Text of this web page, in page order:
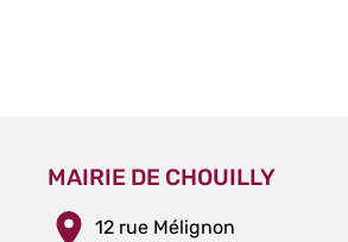
MAIRIE DE CHOUILLY
12 rue Mélignon